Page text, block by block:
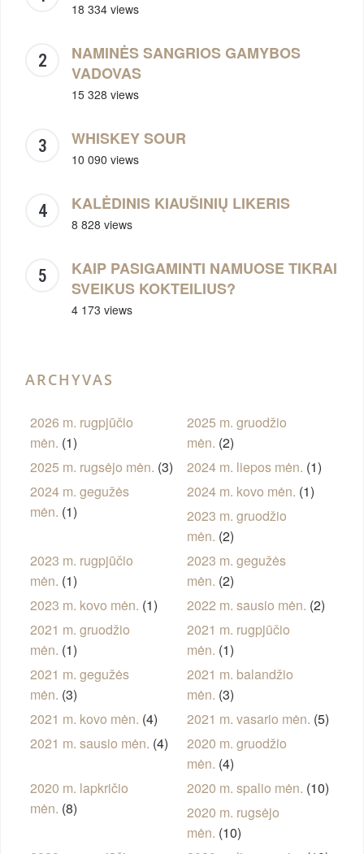
18 334 views
NAMINĖS SANGRIOS GAMYBOS
VADOVAS
15 328 views
WHISKEY SOUR
10 090 views
KALĖDINIS KIAUŠINIŲ LIKERIS
8 828 views
KAIP PASIGAMINTI NAMUOSE TIKRAI
SVEIKUS KOKTEILIUS?
4 173 views
ARCHYVAS
2026 m. rugpjūčio
mėn. (1)
2025 m. gruodžio
mėn. (2)
2025 m. rugsėjo mėn. (3) 2024 m. liepos mėn. (1)
2024 m. gegužės
mėn. (1)
2024 m. kovo mėn. (1)
2023 m. gruodžio
mėn. (2)
2023 m. rugpjūčio
mėn. (1)
2023 m. gegužės
mėn. (2)
2023 m. kovo mėn. (1) 2022 m. sausio mėn. (2)
2021 m. gruodžio
mėn. (1)
2021 m. rugpjūčio
mėn. (1)
2021 m. gegužės
mėn. (3)
2021 m. balandžio
mėn. (3)
2021 m. kovo mėn. (4) 2021 m. vasario mėn. (5)
2021 m. sausio mėn. (4)
2020 m. gruodžio
mėn. (4)
2020 m. lapkričio
mėn. (8)
2020 m. spalio mėn. (10)
2020 m. rugsėjo
mėn. (10)